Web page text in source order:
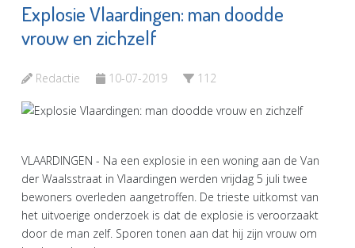
Explosie Vlaardingen: man doodde
vrouw en zichzelf
Redactie 10-07-2019 112
VLAARDINGEN - Na een explosie in een woning aan de Van
der Waalsstraat in Vlaardingen werden vrijdag 5 juli twee
bewoners overleden aangetroffen. De trieste uitkomst van
het uitvoerige onderzoek is dat de explosie is veroorzaakt
door de man zelf. Sporen tonen aan dat hij zijn vrouw om